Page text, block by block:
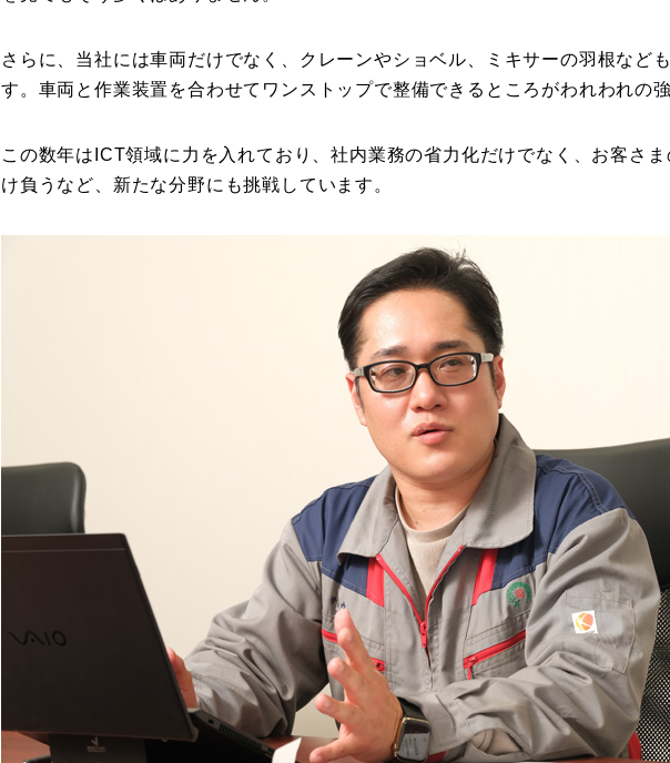
さらに、当社には車両だけでなく、クレーンやショベル、ミキサーの羽根など
す。車両と作業装置を合わせてワンストップで整備できるところがわれわれの強
この数年はICT領域に力を入れており、社内業務の省力化だけでなく、お客さ
け負うなど、新たな分野にも挑戦しています。